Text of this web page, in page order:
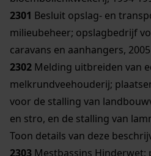
2301 Besluit opslag- en
milieubeheer; opslagbedrijf
caravans en aanhangers, 2005
2302 Melding uitbreiden van
melkrundveehouderij;
voor de stalling van
en stro, en de stalling van
Toon details van deze
2303 Mestbassins Hinderwet;